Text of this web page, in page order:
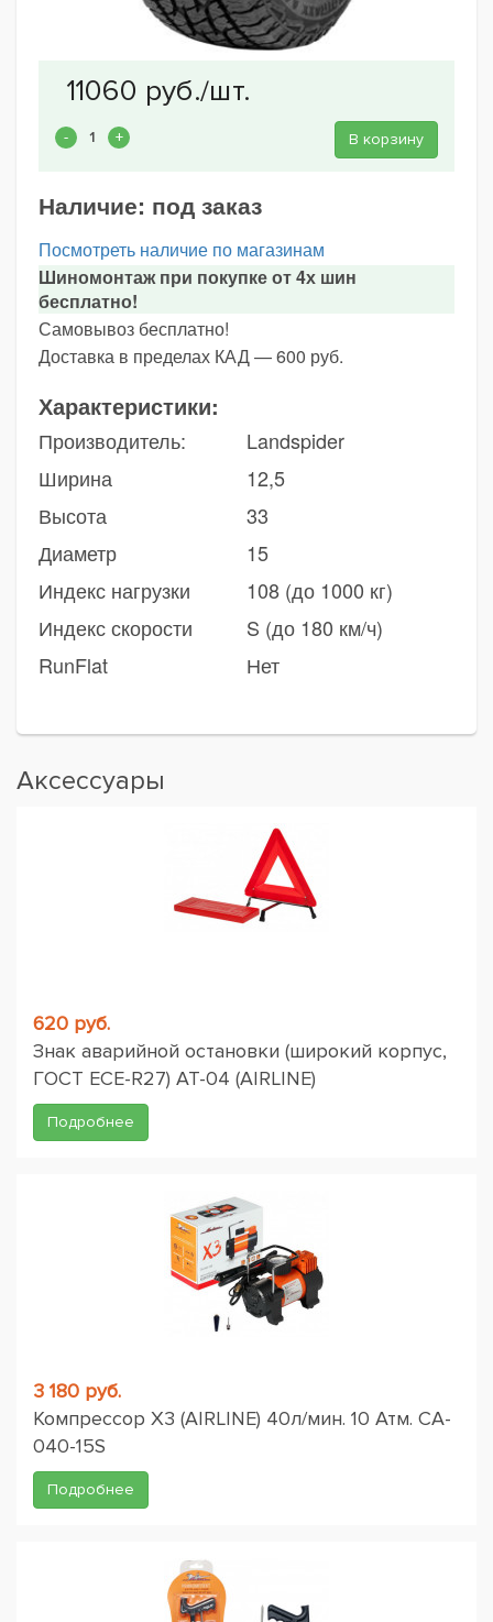
В корзину
Наличие: под заказ
Посмотреть наличие по магазинам
Шиномонтаж при покупке от 4х шин
бесплатно!
Самовывоз бесплатно!
Доставка в пределах КАД — 600 руб.
Характеристики:
Производитель:
Landspider
Ширина
12,5
Высота
33
Диаметр
15
Индекс нагрузки
108 (до 1000 кг)
Индекс скорости
S (до 180 км/ч)
RunFlat
Нет
Аксессуары
620 руб.
Знак аварийной остановки (широкий корпус,
ГОСТ ЕСЕ-R27) AT-04 (AIRLINE)
Подробнее
3 180 руб.
Компрессор X3 (AIRLINE) 40л/мин. 10 Атм. CA-
040-15S
Подробнее